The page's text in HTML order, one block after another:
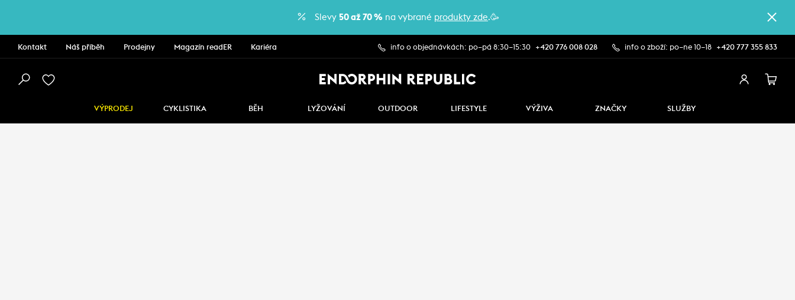
Slevy 50 až 70 % na vybrané produkty zde.🥳
Kontakt Náš příběh Prodejny Magazín readER Kariéra info o objednávkách: po–pá 8:30–15:30 +420 776 008 028 info o zboží: po–ne 10–18 +420 777 355 833
VÝPRODEJ CYKLISTIKA BĚH LYŽOVÁNÍ OUTDOOR LIFESTYLE VÝŽIVA ZNAČKY SLUŽBY